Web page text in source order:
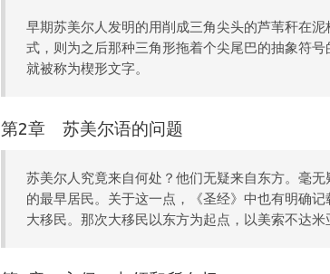
早期苏美尔人发明的用削成三角尖头的芦苇秆在
式，则为之后那种三角形拖着个尖尾巴的抽象符
就被称为楔形文字。
第2章 苏美尔语的问题
苏美尔人究竟来自何处？他们无疑来自东方。毫
的最早居民。关于这一点，《圣经》中也有明确
大移民。那次大移民以东方为起点，以美索不达米